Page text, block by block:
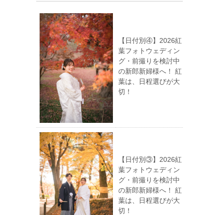
【日付別④】2026紅
葉フォトウェディン
グ・前撮りを検討中
の新郎新婦様へ！ 紅
葉は、日程選びが大
切！
【日付別③】2026紅
葉フォトウェディン
グ・前撮りを検討中
の新郎新婦様へ！ 紅
葉は、日程選びが大
切！